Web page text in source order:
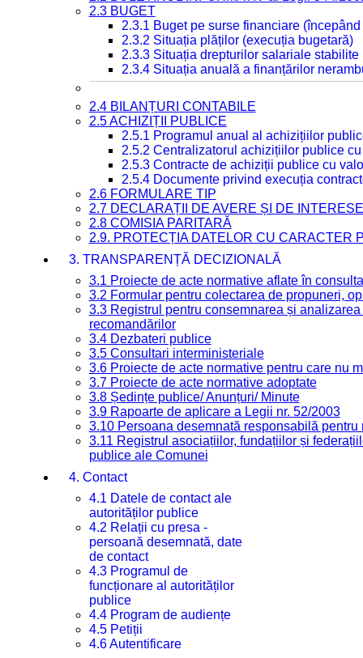
2.3 BUGET
2.3.1 Buget pe surse financiare
2.3.2 Situația plăților (execuția bugetară)
2.3.3 Situația drepturilor salariale
2.3.4 Situația anuală a finanțărilor
2.4 BILANȚURI CONTABILE
2.5 ACHIZIȚII PUBLICE
2.5.1 Programul anual al achizițiilor
2.5.2 Centralizatorul achizițiilor publice
2.5.3 Contracte de achiziții publice cu
2.5.4 Documente privind execuția
2.6 FORMULARE TIP
2.7 DECLARAȚII DE AVERE ȘI DE INTERESE
2.8 COMISIA PARITARĂ
2.9. PROTECȚIA DATELOR CU CARACTER
3. TRANSPARENȚĂ DECIZIONALĂ
3.1 Proiecte de acte normative aflate în
3.2 Formular pentru colectarea de propuneri,
3.3 Registrul pentru consemnarea și
recomandărilor
3.4 Dezbateri publice
3.5 Consultari interministeriale
3.6 Proiecte de acte normative pentru care nu
3.7 Proiecte de acte normative adoptate
3.8 Ședințe publice/ Anunțuri/ Minute
3.9 Rapoarte de aplicare a Legii nr. 52/2003
3.10 Persoana desemnată responsabilă
3.11 Registrul asociațiilor, fundațiilor și
publice ale Comunei
4. Contact
4.1 Datele de contact ale
autorităților publice
4.2 Relații cu presa -
persoană desemnată, date
de contact
4.3 Programul de
funcționare al autorităților
publice
4.4 Program de audiențe
4.5 Petiții
4.6 Autentificare